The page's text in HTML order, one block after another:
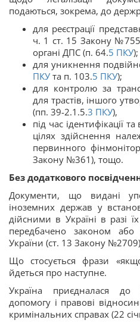
подаються, зокрема, до
для реєстрації
ч. 1 ст. 15 Закону
органі ДПС (п. 64.5 ПКУ);
для уникнення
ПКУ та п. 103.5 ПКУ);
для контролю за
для трастів, іншого
(пп. 39-2.1.5.3 ПКУ),
під час ідентифікації
цілях здійснення
первинного
Закону №361), тощо.
Без додаткового
Документи, що видані
іноземних держав у
дійсними в Україні в разі
передбачено законом
України (ст. 13 Закону
Що стосується фрази
йдеться про наступне.
Україна приєдналася до
допомогу і правові
кримінальних справах (22